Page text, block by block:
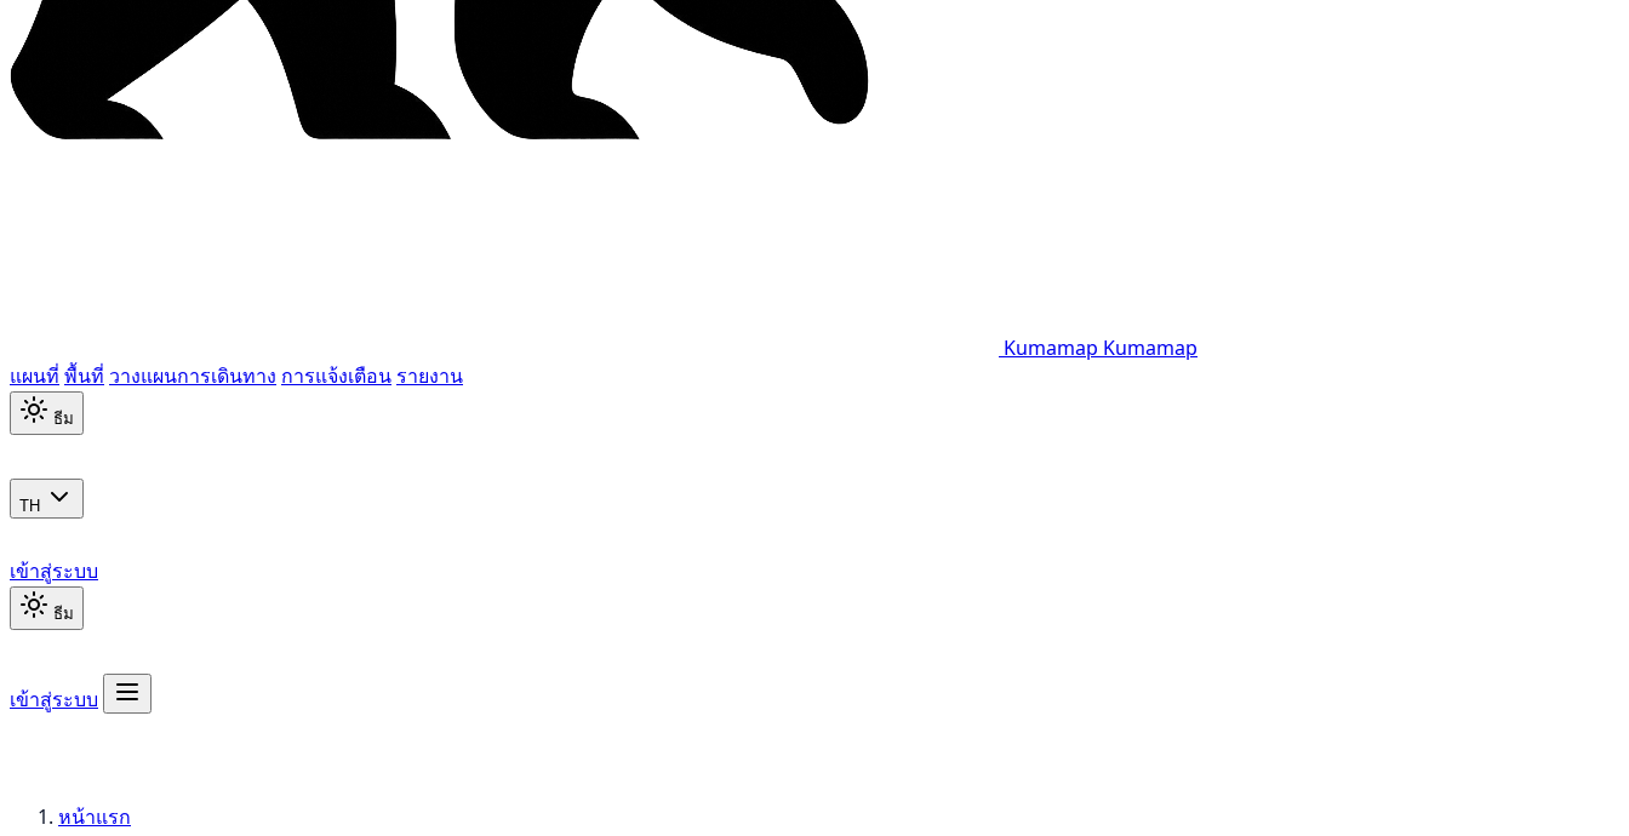
Kumamap Kumamap
แผนที่ พื้นที่ วางแผนการเดินทาง การแจ้งเตือน รายงาน
ธีม
TH
เข้าสู่ระบบ
ธีม
เข้าสู่ระบบ
หน้าแรก